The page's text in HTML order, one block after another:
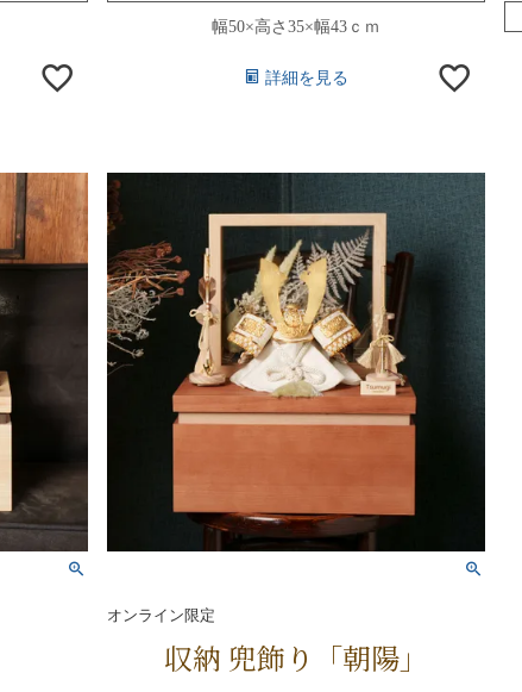
幅50×高さ35×幅43ｃｍ
詳細を見る
オンライン限定
収納 兜飾り「朝陽」